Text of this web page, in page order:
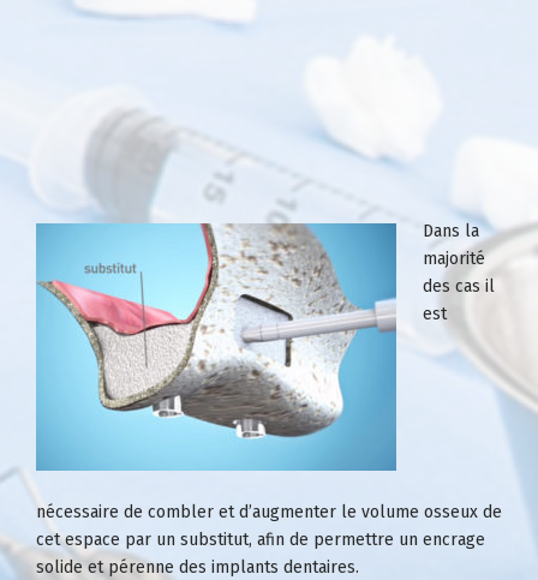
Dans la
majorité
des cas il
est
nécessaire de combler et d’augmenter le volume osseux de
cet espace par un substitut, afin de permettre un encrage
solide et pérenne des implants dentaires.